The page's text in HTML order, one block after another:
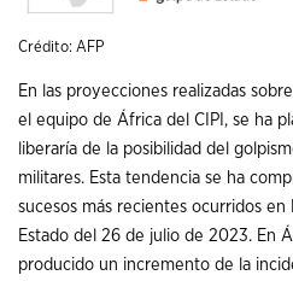
Crédito: AFP
En las proyecciones realizadas
el equipo de África del CIPI, se ha
liberaría de la posibilidad del
militares. Esta tendencia se ha
sucesos más recientes ocurridos
Estado del 26 de julio de 2023. En
producido un incremento de la